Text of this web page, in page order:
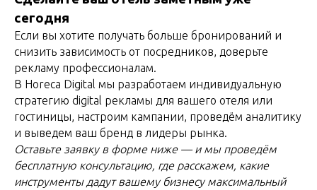
сегодня
Если вы хотите получать больше бронирований и
снизить зависимость от посредников, доверьте
рекламу профессионалам.
В Horeca Digital мы разработаем индивидуальную
стратегию digital рекламы для вашего отеля или
гостиницы, настроим кампании, проведём аналитику
и выведем ваш бренд в лидеры рынка.
Оставьте заявку в форме ниже — и мы проведём
бесплатную консультацию, где расскажем, какие
инструменты дадут вашему бизнесу максимальный